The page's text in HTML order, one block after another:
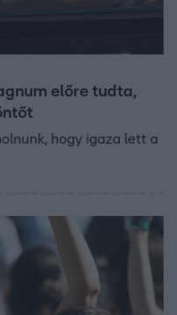
előre tudta,
hogy igaza lett a